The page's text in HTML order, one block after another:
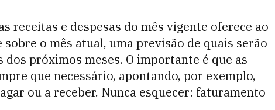
receitas e despesas do mês vigente oferece ao
o mês atual, uma previsão de quais serão
próximos meses. O importante é que as
que necessário, apontando, por exemplo,
ou a receber. Nunca esquecer: faturamento